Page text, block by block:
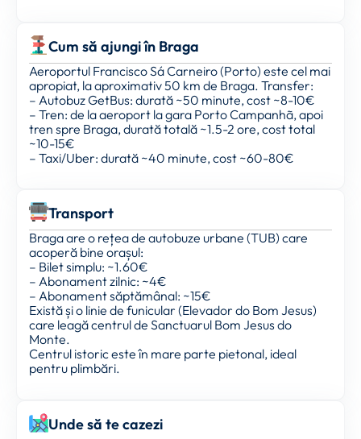
Cum să ajungi în Braga
Aeroportul Francisco Sá Carneiro (Porto) este cel mai
apropiat, la aproximativ 50 km de Braga. Transfer:
– Autobuz GetBus: durată ~50 minute, cost ~8-10€
– Tren: de la aeroport la gara Porto Campanhã, apoi
tren spre Braga, durată totală ~1.5-2 ore, cost total
~10-15€
– Taxi/Uber: durată ~40 minute, cost ~60-80€
Transport
Braga are o rețea de autobuze urbane (TUB) care
acoperă bine orașul:
– Bilet simplu: ~1.60€
– Abonament zilnic: ~4€
– Abonament săptămânal: ~15€
Există și o linie de funicular (Elevador do Bom Jesus)
care leagă centrul de Sanctuarul Bom Jesus do
Monte.
Centrul istoric este în mare parte pietonal, ideal
pentru plimbări.
Unde să te cazezi